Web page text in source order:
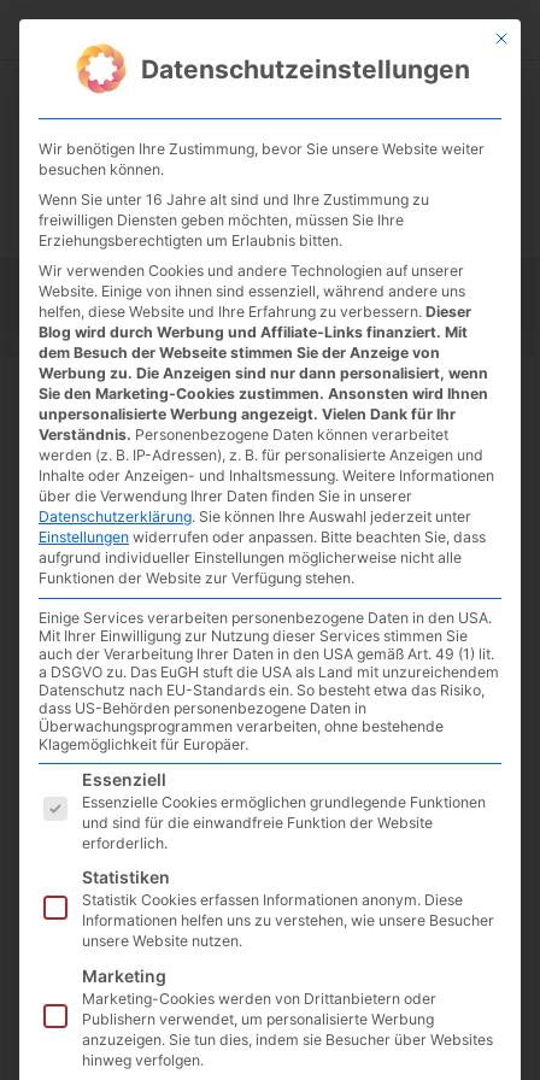
Startseite Tipps Tutorials Tests
Startseite»Kino
Kino
Kino: Sneak Peak zu John Wick 4
29.07.2022/News/ VonSpoonie/Schreibe einen Kommentar
Am 23. März 2023 kehr Keanu Reeves als John Wick zurück
auf die Leinwand. Im nunmehr 4. Teil der Reihe […]
Kino:
Sneak
Peak
Weiterlesen »
Mit
Datenschutzeinstellungen
Wir benötigen Ihre Zustimmung, bevor Sie unsere Website weiter
besuchen können.
Wenn Sie unter 16 Jahre alt sind und Ihre Zustimmung zu
freiwilligen Diensten geben möchten, müssen Sie Ihre
Erziehungsberechtigten um Erlaubnis bitten.
Wir verwenden Cookies und andere Technologien auf unserer
Website. Einige von ihnen sind essenziell, während andere uns
helfen, diese Website und Ihre Erfahrung zu verbessern. Dieser
Blog wird durch Werbung und Affiliate-Links finanziert. Mit
dem Besuch der Webseite stimmen Sie der Anzeige von
Werbung zu. Die Anzeigen sind nur dann personalisiert, wenn
Sie den Marketing-Cookies zustimmen. Ansonsten wird Ihnen
unpersonalisierte Werbung angezeigt. Vielen Dank für Ihr
Verständnis. Personenbezogene Daten können verarbeitet
werden (z. B. IP-Adressen), z. B. für personalisierte Anzeigen und
Inhalte oder Anzeigen- und Inhaltsmessung. Weitere Informationen
über die Verwendung Ihrer Daten finden Sie in unserer
Datenschutzerklärung. Sie können Ihre Auswahl jederzeit unter
Einstellungen widerrufen oder anpassen. Bitte beachten Sie, dass
aufgrund individueller Einstellungen möglicherweise nicht alle
Funktionen der Website zur Verfügung stehen.
Einige Services verarbeiten personenbezogene Daten in den USA.
Mit Ihrer Einwilligung zur Nutzung dieser Services stimmen Sie
auch der Verarbeitung Ihrer Daten in den USA gemäß Art. 49 (1) lit.
a DSGVO zu. Das EuGH stuft die USA als Land mit unzureichendem
Datenschutz nach EU-Standards ein. So besteht etwa das Risiko,
dass US-Behörden personenbezogene Daten in
Überwachungsprogrammen verarbeiten, ohne bestehende
Klagemöglichkeit für Europäer.
Es folgt eine Liste der Service-Gruppen, für die eine
Essenziell
Essenzielle Cookies ermöglichen grundlegende Funktionen
und sind für die einwandfreie Funktion der Website
erforderlich.
Statistiken
Statistik Cookies erfassen Informationen anonym. Diese
Informationen helfen uns zu verstehen, wie unsere Besucher
unsere Website nutzen.
Marketing
Marketing-Cookies werden von Drittanbietern oder
Publishern verwendet, um personalisierte Werbung
anzuzeigen. Sie tun dies, indem sie Besucher über Websites
hinweg verfolgen.